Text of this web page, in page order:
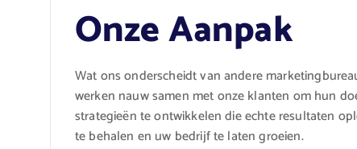
Onze Aanpak
Wat ons onderscheidt van andere
werken nauw samen met onze klanten om hun
strategieën te ontwikkelen die echte resultaten
te behalen en uw bedrijf te laten groeien.